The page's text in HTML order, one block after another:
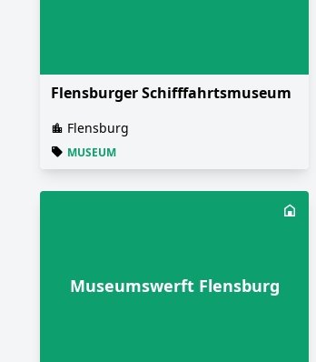
Flensburger Schifffahrtsmuseum
Flensburg
MUSEUM
Museumswerft Flensburg